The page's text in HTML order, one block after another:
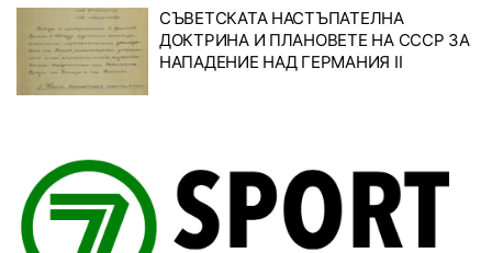
СЪВЕТСКАТА НАСТЪПАТЕЛНА
ДОКТРИНА И ПЛАНОВЕТЕ НА СССР ЗА
НАПАДЕНИЕ НАД ГЕРМАНИЯ II